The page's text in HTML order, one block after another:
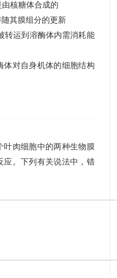
核糖体合成的
其膜组分的更新
转运到溶酶体内需消耗能
体对自身机体的细胞结构
叶肉细胞中的两种生物膜
应。下列有关说法中，错